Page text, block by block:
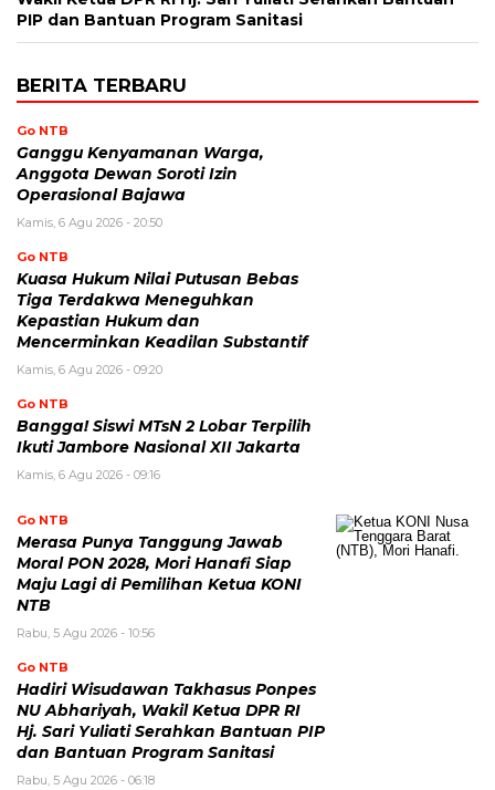
PIP dan Bantuan Program Sanitasi
BERITA TERBARU
Go NTB
Ganggu Kenyamanan Warga,
Anggota Dewan Soroti Izin
Operasional Bajawa
Kamis, 6 Agu 2026 - 20:50
Go NTB
Kuasa Hukum Nilai Putusan Bebas
Tiga Terdakwa Meneguhkan
Kepastian Hukum dan
Mencerminkan Keadilan Substantif
Kamis, 6 Agu 2026 - 09:20
Go NTB
Bangga! Siswi MTsN 2 Lobar Terpilih
Ikuti Jambore Nasional XII Jakarta
Kamis, 6 Agu 2026 - 09:16
Go NTB
Merasa Punya Tanggung Jawab
Moral PON 2028, Mori Hanafi Siap
Maju Lagi di Pemilihan Ketua KONI
NTB
Rabu, 5 Agu 2026 - 10:56
Go NTB
Hadiri Wisudawan Takhasus Ponpes
NU Abhariyah, Wakil Ketua DPR RI
Hj. Sari Yuliati Serahkan Bantuan PIP
dan Bantuan Program Sanitasi
Rabu, 5 Agu 2026 - 06:18